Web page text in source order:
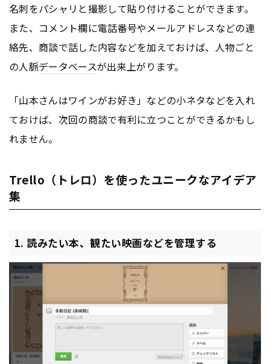
名刺をパシャリと撮影して貼り付けることができます。
また、コメント欄に電話番号やメールアドレスなどの連
絡先、商談で話した内容などを加えておけば、人物ごと
の人脈データベースが出来上がります。
「山本さんはワインがお好き」などの小ネタなどを入れ
ておけば、次回の商談で有利に立つことができるかもし
れません。
Trello（トレロ）を使ったユニークなアイデア
集
1. 読みたい本、観たい映画などを管理する